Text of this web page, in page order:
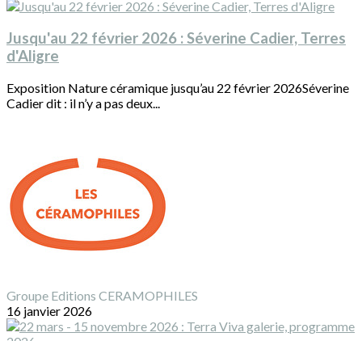
Jusqu'au 22 février 2026 : Séverine Cadier, Terres
d'Aligre
Exposition Nature céramique jusqu’au 22 février 2026Séverine
Cadier dit : il n’y a pas deux...
Groupe Editions CERAMOPHILES
16 janvier 2026